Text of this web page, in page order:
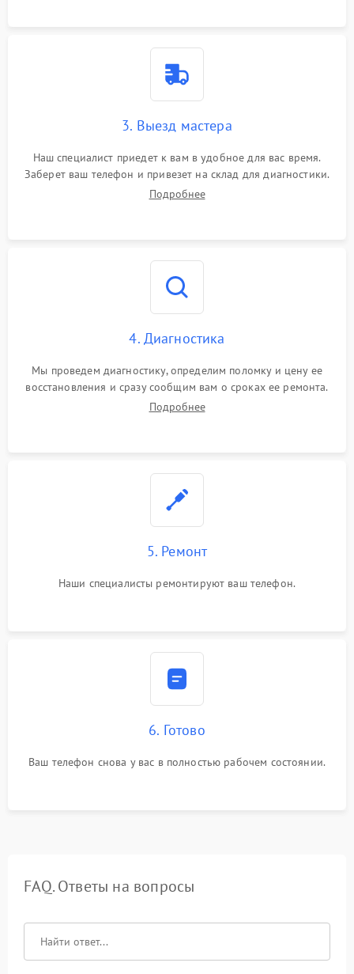
3. Выезд мастера
Наш специалист приедет к вам в удобное для вас время.
Заберет ваш телефон и привезет на склад для диагностики.
Подробнее
4. Диагностика
Мы проведем диагностику, определим поломку и цену ее
восстановления и сразу сообщим вам о сроках ее ремонта.
Подробнее
5. Ремонт
Наши специалисты ремонтируют ваш телефон.
6. Готово
Ваш телефон снова у вас в полностью рабочем состоянии.
FAQ. Ответы на вопросы